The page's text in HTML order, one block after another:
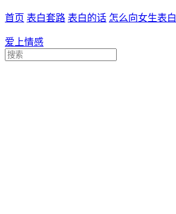
首页 表白套路 表白的话 怎么向女生表白
爱上情感